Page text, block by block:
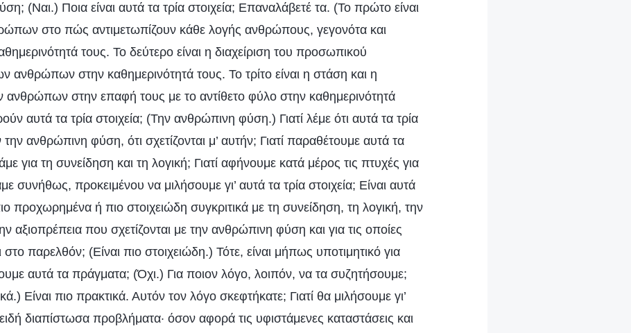
(Ναι.) Ποια είναι αυτά τα τρία στοιχεία; Επαναλάβετέ τα. (Το πρώτο είναι
στο πώς αντιμετωπίζουν κάθε λογής ανθρώπους, γεγονότα και
τους. Το δεύτερο είναι η διαχείριση του προσωπικού
ανθρώπων στην καθημερινότητά τους. Το τρίτο είναι η στάση και η
στην επαφή τους με το αντίθετο φύλο στην καθημερινότητά
αυτά τα τρία στοιχεία; (Την ανθρώπινη φύση.) Γιατί λέμε ότι αυτά τα τρία
ανθρώπινη φύση, ότι σχετίζονται μ’ αυτήν; Γιατί παραθέτουμε αυτά τα
για τη συνείδηση και τη λογική; Γιατί αφήνουμε κατά μέρος τις πτυχές για
συνήθως, προκειμένου να μιλήσουμε γι’ αυτά τα τρία στοιχεία; Είναι αυτά
προχωρημένα ή πιο στοιχειώδη συγκριτικά με τη συνείδηση, τη λογική, την
αξιοπρέπεια που σχετίζονται με την ανθρώπινη φύση και για τις οποίες
παρελθόν; (Είναι πιο στοιχειώδη.) Τότε, είναι μήπως υποτιμητικό για
αυτά τα πράγματα; (Όχι.) Για ποιον λόγο, λοιπόν, να τα συζητήσουμε;
Είναι πιο πρακτικά. Αυτόν τον λόγο σκεφτήκατε; Γιατί θα μιλήσουμε γι’
διαπίστωσα προβλήματα· όσον αφορά τις υφιστάμενες καταστάσεις και